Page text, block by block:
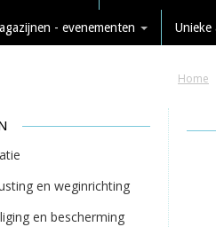
- evenementen Unieke
Home
en weginrichting
en bescherming